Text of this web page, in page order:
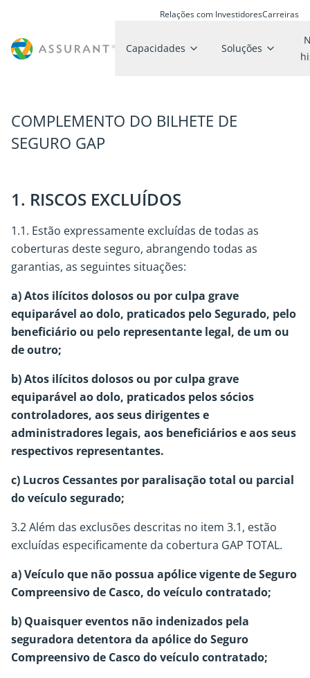
Relações com InvestidoresCarreiras
Capacidades Soluções
COMPLEMENTO DO BILHETE DE
SEGURO GAP
1. RISCOS EXCLUÍDOS
1.1. Estão expressamente excluídas de todas as
coberturas deste seguro, abrangendo todas as
garantias, as seguintes situações:
a) Atos ilícitos dolosos ou por culpa grave
equiparável ao dolo, praticados pelo Segurado, pelo
beneficiário ou pelo representante legal, de um ou
de outro;
b) Atos ilícitos dolosos ou por culpa grave
equiparável ao dolo, praticados pelos sócios
controladores, aos seus dirigentes e
administradores legais, aos beneficiários e aos seus
respectivos representantes.
c) Lucros Cessantes por paralisação total ou parcial
do veículo segurado;
3.2 Além das exclusões descritas no item 3.1, estão
excluídas especificamente da cobertura GAP TOTAL.
a) Veículo que não possua apólice vigente de Seguro
Compreensivo de Casco, do veículo contratado;
b) Quaisquer eventos não indenizados pela
seguradora detentora da apólice do Seguro
Compreensivo de Casco do veículo contratado;